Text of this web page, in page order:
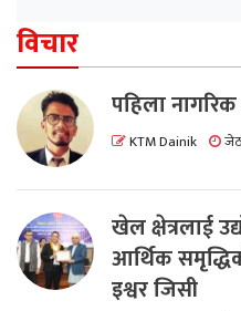
विचार
पहिला
KTM Dainik
खेल क्षेत्रलाई
आर्थिक
इश्वर जिसी